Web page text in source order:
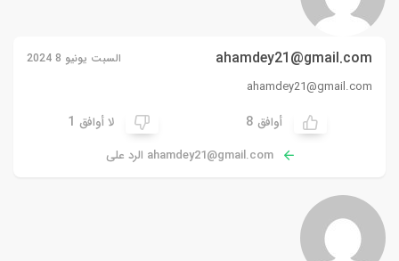
ahamdey21@gmail.com السبت يونيو 8 2024
ahamdey21@gmail.com
أوافق 8 لا أوافق 1
ahamdey21@gmail.com الرد على